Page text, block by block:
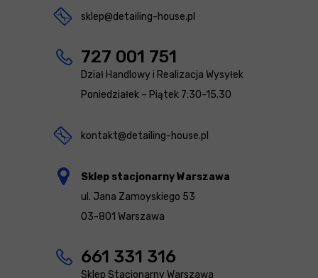
sklep@detailing-house.pl
727 001 751
Dział Handlowy i Realizacja Wysyłek
Poniedziałek – Piątek 7:30-15.30
kontakt@detailing-house.pl
Sklep stacjonarny Warszawa
ul. Jana Zamoyskiego 53
03-801 Warszawa
661 331 316
Sklep Stacjonarny Warszawa